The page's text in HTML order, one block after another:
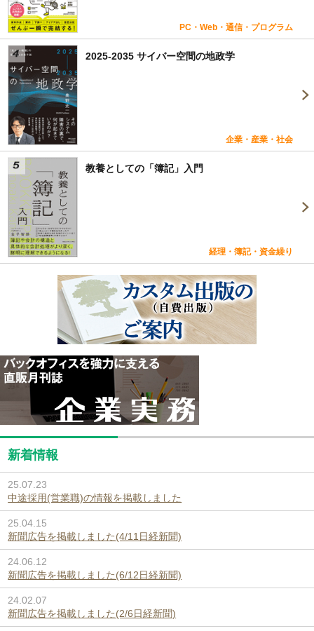
PC・Web・通信・プログラム
2025-2035 サイバー空間の地政学
企業・産業・社会
教養としての「簿記」入門
経理・簿記・資金繰り
新着情報
25.07.23
中途採用(営業職)の情報を掲載しました
25.04.15
新聞広告を掲載しました(4/11日経新聞)
24.06.12
新聞広告を掲載しました(6/12日経新聞)
24.02.07
新聞広告を掲載しました(2/6日経新聞)